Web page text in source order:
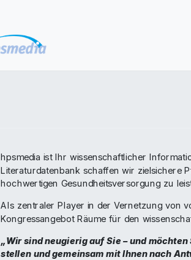
hpsmedia ist Ihr wissenschaftlicher
Literaturdatenbank schaffen wir zielsichere
hochwertigen Gesundheitsversorgung zu
Als zentraler Player in der Vernetzung von
Kongressangebot Räume für den
„Wir sind neugierig auf Sie – und
stellen und gemeinsam mit Ihnen nach